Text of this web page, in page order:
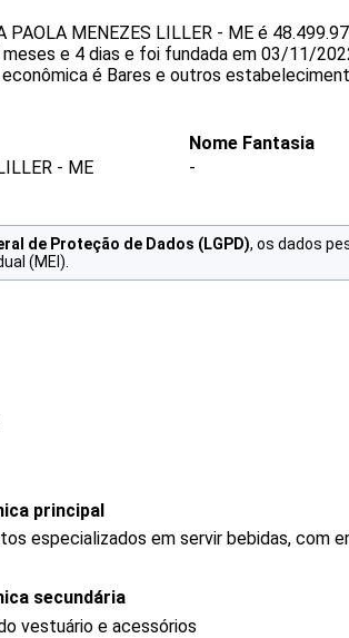
PAOLA MENEZES LILLER - ME é
meses e 4 dias e foi fundada em 03/11/
é Bares e outros
- ME
Nome Fantasia
-
de Proteção de Dados (LGPD), os dados
(MEI).
principal
especializados em servir bebidas, com
secundária
vestuário e acessórios